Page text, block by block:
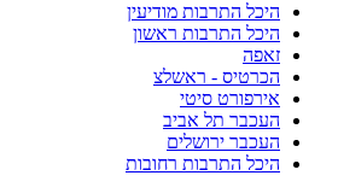
היכל התרבות מודיעין
היכל התרבות ראשון
זאפה
הכרטיס - ראשלצ
אירפורט סיטי
העכבר תל אביב
העכבר ירושלים
היכל התרבות רחובות